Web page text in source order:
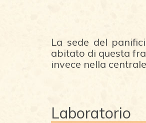
La sede del
abitato di questa
invece nella
Laboratorio